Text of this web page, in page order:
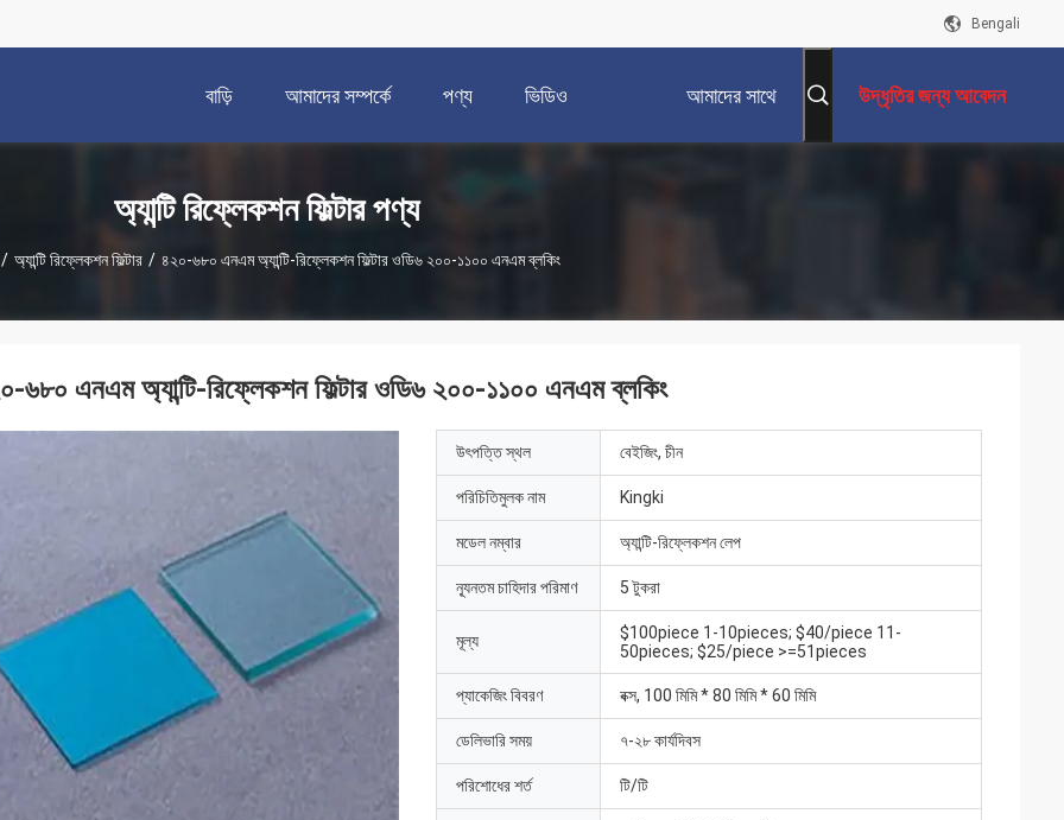
Bengali
বাড়ি আমাদের সম্পর্কে পণ্য ভিডিও আমাদের সাথে উদ্ধৃতির জন্য আবেদন
অ্যান্টি রিফ্লেকশন ফিল্টার পণ্য
/ অ্যান্টি রিফ্লেকশন ফিল্টার / ৪২০-৬৮০ এনএম অ্যান্টি-রিফ্লেকশন ফিল্টার ওডি৬ ২০০-১১০০ এনএম ব্লকিং
৬৮০ এনএম অ্যান্টি-রিফ্লেকশন ফিল্টার ওডি৬ ২০০-১১০০ এনএম ব্লকিং
উৎপত্তি স্থল বেইজিং, চীন
পরিচিতিমুলক নাম Kingki
মডেল নম্বার অ্যান্টি-রিফ্লেকশন লেপ
ন্যূনতম চাহিদার পরিমাণ 5 টুকরা
মূল্য
$100piece 1-10pieces; $40/piece 11-
50pieces; $25/piece >=51pieces
প্যাকেজিং বিবরণ বক্স, 100 মিমি * 80 মিমি * 60 মিমি
ডেলিভারি সময় ৭-২৮ কার্যদিবস
পরিশোধের শর্ত টি/টি